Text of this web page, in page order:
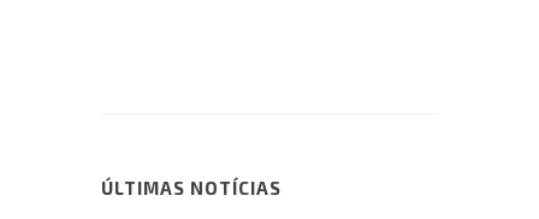
ÚLTIMAS NOTÍCIAS